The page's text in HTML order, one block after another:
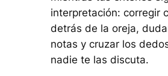
interpretación: corregir
detrás de la oreja,
notas y cruzar los
nadie te las discuta.